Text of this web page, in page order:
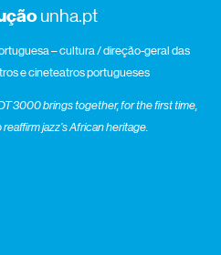
unha.pt
– cultura / direção-geral das
e cineteatros portugueses
3000brings together,for the first time,
reaffirm jazz’s African heritage.